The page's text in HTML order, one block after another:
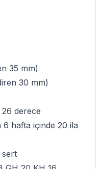
35 mm)
30 mm)
26 derece
hafta içinde 20 ila
sert